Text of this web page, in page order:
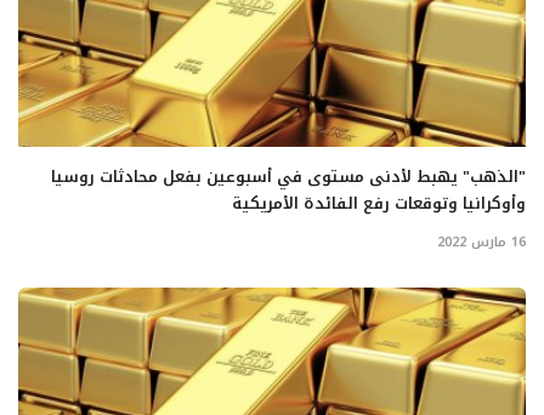
"الذهب" يهبط لأدنى مستوى في أسبوعين بفعل محادثات روسيا
وأوكرانيا وتوقعات رفع الفائدة الأمريكية
16 مارس 2022